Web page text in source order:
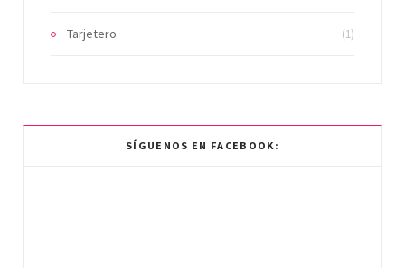
Tarjetero (1)
SÍGUENOS EN FACEBOOK: